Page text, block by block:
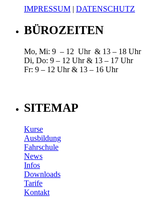
IMPRESSUM | DATENSCHUTZ
BÜROZEITEN
Mo, Mi: 9 – 12 Uhr & 13 – 18 Uhr
Di, Do: 9 – 12 Uhr & 13 – 17 Uhr
Fr: 9 – 12 Uhr & 13 – 16 Uhr
SITEMAP
Kurse
Ausbildung
Fahrschule
News
Infos
Downloads
Tarife
Kontakt